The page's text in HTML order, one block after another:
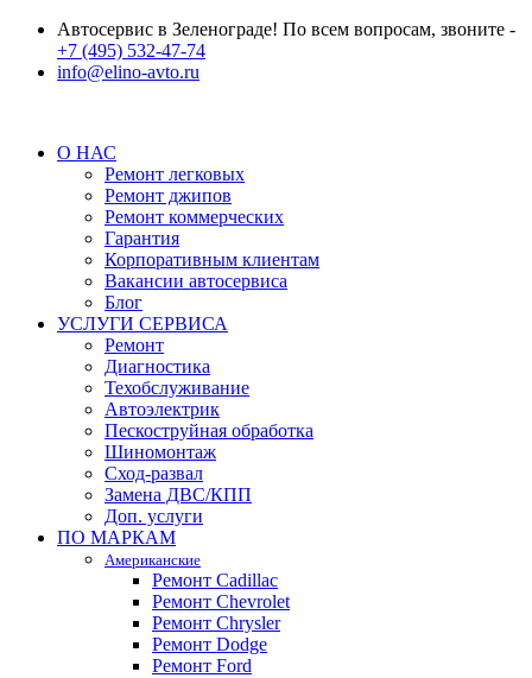
Автосервис в Зеленограде! По всем вопросам, звоните -
+7 (495) 532-47-74
info@elino-avto.ru
О НАС
Ремонт легковых
Ремонт джипов
Ремонт коммерческих
Гарантия
Корпоративным клиентам
Вакансии автосервиса
Блог
УСЛУГИ СЕРВИСА
Ремонт
Диагностика
Техобслуживание
Автоэлектрик
Пескоструйная обработка
Шиномонтаж
Сход-развал
Замена ДВС/КПП
Доп. услуги
ПО МАРКАМ
Американские
Ремонт Cadillac
Ремонт Chevrolet
Ремонт Chrysler
Ремонт Dodge
Ремонт Ford